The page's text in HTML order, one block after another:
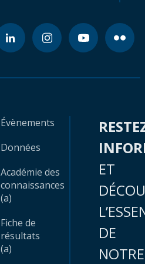
Évènements
Données
Académie des
connaissances
(a)
Fiche de
résultats
(a)
ET
DE
NOTRE